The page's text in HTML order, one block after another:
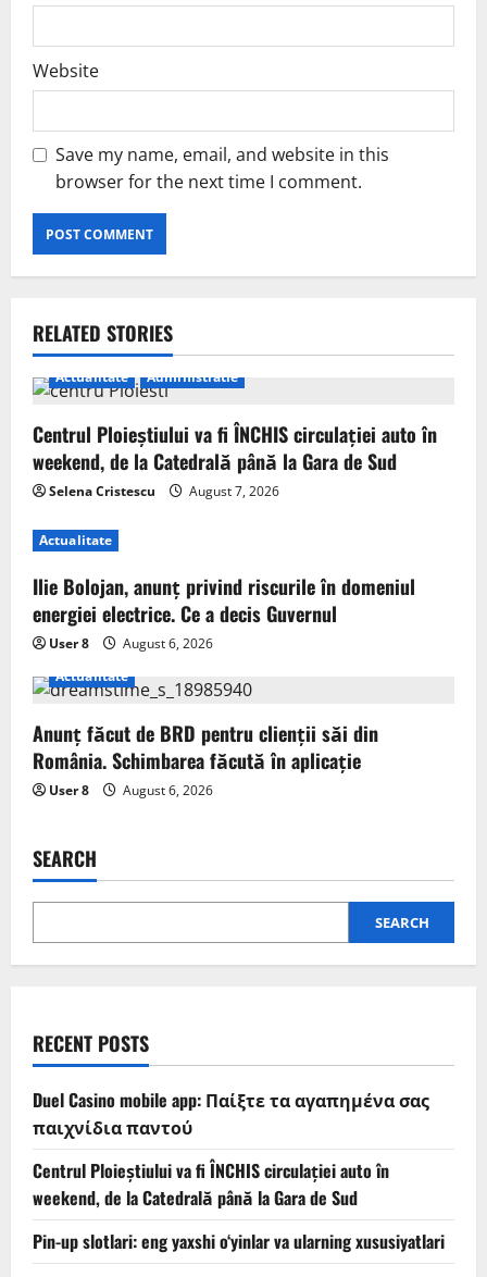
Website
Save my name, email, and website in this
browser for the next time I comment.
RELATED STORIES
Actualitate Administratie
Centrul Ploieștiului va fi ÎNCHIS circulației auto în
weekend, de la Catedrală până la Gara de Sud
Selena Cristescu August 7, 2026
Actualitate
Ilie Bolojan, anunț privind riscurile în domeniul
energiei electrice. Ce a decis Guvernul
User 8
August 6, 2026
Actualitate
Anunț făcut de BRD pentru clienții săi din
România. Schimbarea făcută în aplicație
User 8 August 6, 2026
SEARCH
SEARCH
RECENT POSTS
Duel Casino mobile app: Παίξτε τα αγαπημένα σας
παιχνίδια παντού
Centrul Ploieștiului va fi ÎNCHIS circulației auto în
weekend, de la Catedrală până la Gara de Sud
Pin-up slotlari: eng yaxshi o‘yinlar va ularning xususiyatlari